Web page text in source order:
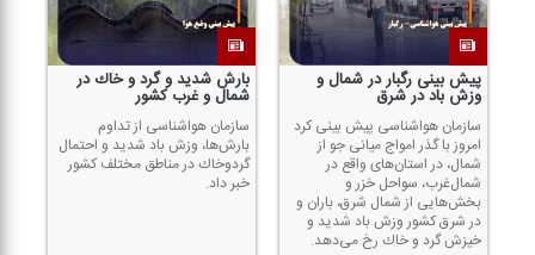
پیش بینی رگبار در شمال و
وزش باد در شرق
سازمان هواشناسی پیش بینی كرد
امروز با گذر امواج میانی جو از
شمال، در استان‌های واقع در
شمال‌غرب، سواحل خزر و
بخش‌هایی از شمال شرق، باران و
در شرق كشور وزش باد شدید و
خیزش گرد و خاك رخ می‌دهد.
بارش شدید و گرد و خاك در
شمال و غرب كشور
سازمان هواشناسی از تداوم
بارش‌ها، وزش باد شدید و احتمال
گردوخاك در مناطق مختلف كشور
خبر داد.